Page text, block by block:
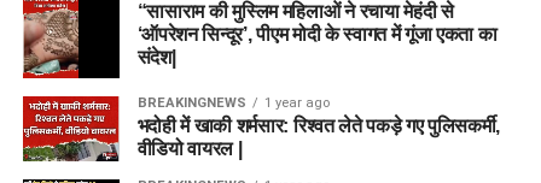
“सासाराम की मुस्लिम महिलाओं ने रचाया मेहंदी से
‘ऑपरेशन सिन्दूर’, पीएम मोदी के स्वागत में गूंजा एकता का
संदेश|
BREAKINGNEWS 1 year ago
भदोही में खाकी शर्मसार: रिश्वत लेते पकड़े गए पुलिसकर्मी,
वीडियो वायरल |